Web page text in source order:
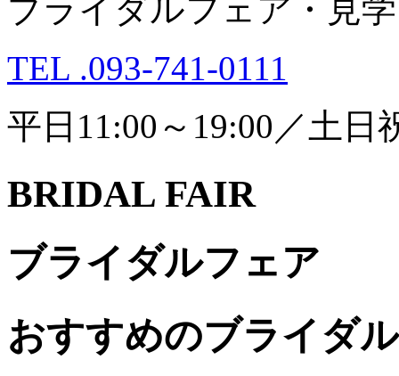
ブライダルフェア・見
TEL .093-741-0111
平日11:00～19:00／土日
BRIDAL FAIR
ブライダルフェア
おすすめのブライダ